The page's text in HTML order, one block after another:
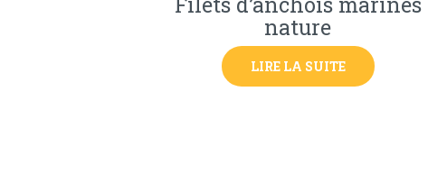
nature
LIRE LA SUITE